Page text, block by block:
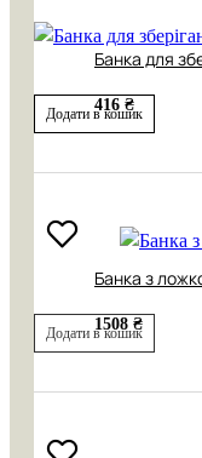
Банка для
416 ₴
Додати в кошик
Банка з
1508 ₴
Додати в кошик